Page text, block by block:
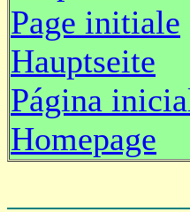
Page initiale
Hauptseite
Página
Homepage